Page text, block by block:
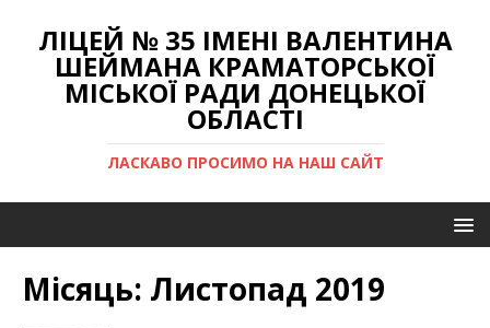
ЛІЦЕЙ № 35 ІМЕНІ ВАЛЕНТИНА
ШЕЙМАНА КРАМАТОРСЬКОЇ
МІСЬКОЇ РАДИ ДОНЕЦЬКОЇ
ОБЛАСТІ
ЛАСКАВО ПРОСИМО НА НАШ САЙТ
Місяць: Листопад 2019